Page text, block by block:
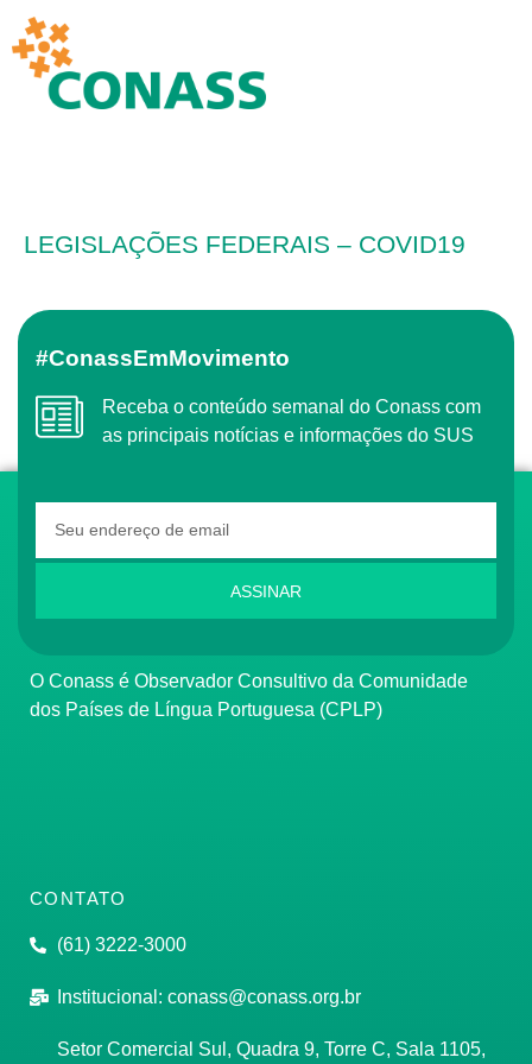
LEGISLAÇÕES FEDERAIS – COVID19
#ConassEmMovimento
Receba o conteúdo semanal do Conass com
as principais notícias e informações do SUS
ASSINAR
O Conass é Observador Consultivo da Comunidade
dos Países de Língua Portuguesa (CPLP)
CONTATO
(61) 3222-3000
Institucional: conass@conass.org.br
Setor Comercial Sul, Quadra 9, Torre C, Sala 1105,